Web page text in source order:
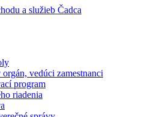
orgán, vedúci zamestnanci
program
riadenia